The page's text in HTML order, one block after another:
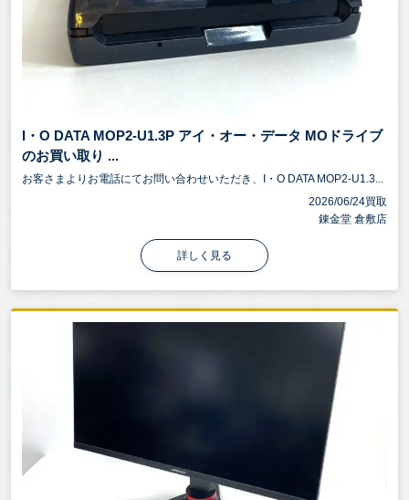
I・O DATA MOP2-U1.3P アイ・オー・データ MOドライブ
のお買い取り ...
お客さまよりお電話にてお問い合わせいただき、I・O DATA MOP2-U1.3...
2026/06/24買取
錬金堂 倉敷店
詳しく見る